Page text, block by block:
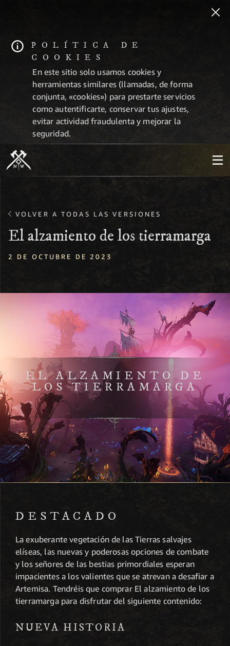
POLÍTICA DE
COOKIES
En este sitio solo usamos cookies y
herramientas similares (llamadas, de forma
conjunta, «cookies») para prestarte servicios
como autentificarte, conservar tus ajustes,
evitar actividad fraudulenta y mejorar la
seguridad.
VOLVER A TODAS LAS VERSIONES
El alzamiento de los tierramarga
2 DE OCTUBRE DE 2023
EL ALZAMIENTO DE
LOS TIERRAMARGA
DESTACADO
La exuberante vegetación de las Tierras salvajes
elíseas, las nuevas y poderosas opciones de combate
y los señores de las bestias primordiales esperan
impacientes a los valientes que se atrevan a desafiar a
Artemisa. Tendréis que comprar El alzamiento de los
tierramarga para disfrutar del siguiente contenido:
NUEVA HISTORIA